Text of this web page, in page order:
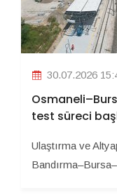
30.07.2026
test süreci
Ulaştırma ve